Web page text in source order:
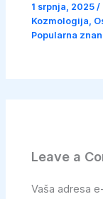
1 srpnja, 2025/
Kozmologija
Popularna
Leave a
Vaša adresa